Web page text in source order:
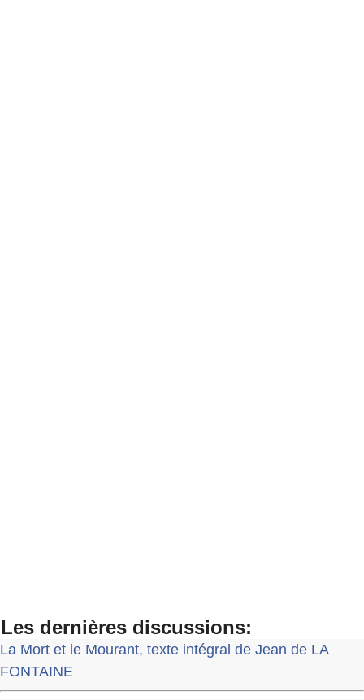
Les dernières discussions:
La Mort et le Mourant, texte intégral de Jean de LA
FONTAINE